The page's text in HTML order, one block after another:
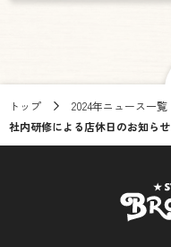
トップ 2024年ニュース一覧
社内研修による店休日のお知らせ